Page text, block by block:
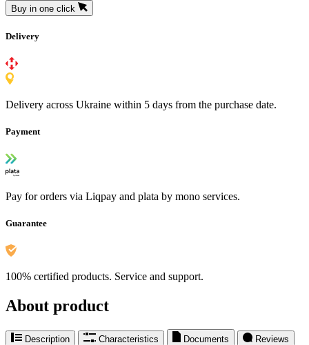
Buy in one click
Delivery
Delivery across Ukraine within 5 days from the purchase date.
Payment
Pay for orders via Liqpay and plata by mono services.
Guarantee
100% certified products. Service and support.
About product
Description Characteristics Documents Reviews